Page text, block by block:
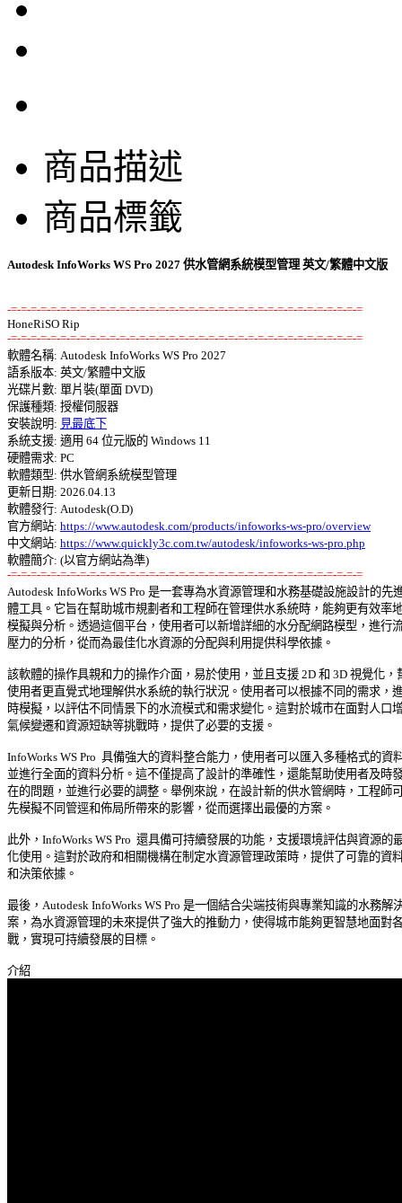
商品描述
商品標籤
Autodesk InfoWorks WS Pro 2027 供水管網系統模型管理 英文/繁體中文版
-=-=-=-=-=-=-=-=-=-=-=-=-=-=-=-=-=-=-=-=-=-=-=-=-=-=-=-=-=-=-=-=-=-=-=-=
-=-=-=-=-=-=-=-=-=-=-=-=-=-=-=-=-=-=-=-=-=-=-=-=-=-=-=-=-=-=-=-=-=-=-=-=
軟體名稱: Autodesk InfoWorks WS Pro 2027
語系版本: 英文/繁體中文版
光碟片數: 單片裝(單面 DVD)
保護種類: 授權伺服器
安裝說明: 見最底下
系統支援: 適用 64 位元版的 Windows 11
硬體需求: PC
軟體類型: 供水管網系統模型管理
更新日期: 2026.04.13
軟體發行: Autodesk(O.D)
官方網站: https://www.autodesk.com/products/infoworks-ws-pro/overview
中文網站: https://www.quickly3c.com.tw/autodesk/infoworks-ws-pro.php
-=-=-=-=-=-=-=-=-=-=-=-=-=-=-=-=-=-=-=-=-=-=-=-=-=-=-=-=-=-=-=-=-=-=-=-=
Autodesk InfoWorks WS Pro 是一套專為水資源管理和水務基礎設施設計的先
體工具。它旨在幫助城市規劃者和工程師在管理供水系統時，能夠更有效率
模擬與分析。透過這個平台，使用者可以新增詳細的水分配網路模型，進行
壓力的分析，從而為最佳化水資源的分配與利用提供科學依據。
該軟體的操作具親和力的操作介面，易於使用，並且支援 2D 和 3D 視覺化，
使用者更直覺式地理解供水系統的執行狀況。使用者可以根據不同的需求，
時模擬，以評估不同情景下的水流模式和需求變化。這對於城市在面對人口
氣候變遷和資源短缺等挑戰時，提供了必要的支援。
InfoWorks WS Pro  具備強大的資料整合能力，使用者可以匯入多種格式的資
並進行全面的資料分析。這不僅提高了設計的準確性，還能幫助使用者及時
在的問題，並進行必要的調整。舉例來說，在設計新的供水管網時，工程師
先模擬不同管逕和佈局所帶來的影響，從而選擇出最優的方案。
此外，InfoWorks WS Pro  還具備可持續發展的功能，支援環境評估與資源的
化使用。這對於政府和相關機構在制定水資源管理政策時，提供了可靠的資
和決策依據。
最後，Autodesk InfoWorks WS Pro 是一個結合尖端技術與專業知識的水務解
案，為水資源管理的未來提供了強大的推動力，使得城市能夠更智慧地面對
戰，實現可持續發展的目標。